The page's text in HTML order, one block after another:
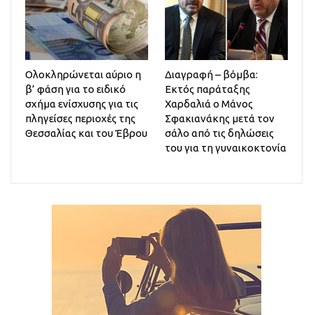
Ολοκληρώνεται αύριο η
β’ φάση για το ειδικό
σχήμα ενίσχυσης για τις
πληγείσες περιοχές της
Θεσσαλίας και του Έβρου
Διαγραφή – βόμβα:
Εκτός παράταξης
Χαρδαλιά ο Μάνος
Σφακιανάκης μετά τον
σάλο από τις δηλώσεις
του για τη γυναικοκτονία